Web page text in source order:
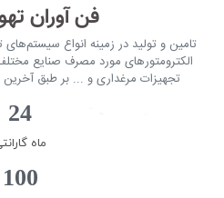
فن آوران
تامین و تولید در زمینه انواع سیستم‌های
الکترومتورهای مورد مصرف صنایع
تجهیزات مرغداری و ... بر طبق آخرین
24
ماه
100